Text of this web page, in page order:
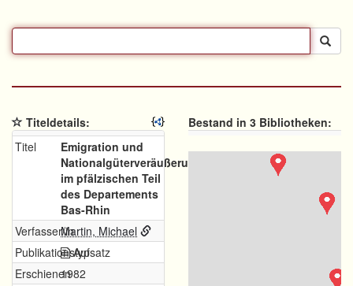
Titeldetails:
Titel
Emigration und
Nationalgüterveräußerungen
im pfälzischen Teil
des Departements
Bas-Rhin
Verfasser/inMartin, Michael
PublikationstypAufsatz
Erschienen1982
Bestand in 3 Bibliotheken: